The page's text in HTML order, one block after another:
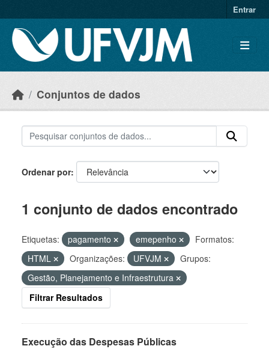
Entrar
Conjuntos de dados
Ordenar por
1 conjunto de dados encontrado
Etiquetas: pagamento emepenho
Formatos:
HTML
Organizações: UFVJM
Grupos:
Gestão, Planejamento e Infraestrutura
Filtrar Resultados
Execução das Despesas Públicas